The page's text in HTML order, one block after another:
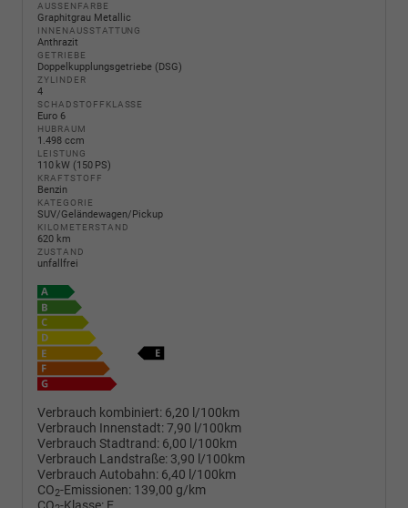
AUSSENFARBE
Graphitgrau Metallic
INNENAUSSTATTUNG
Anthrazit
GETRIEBE
Doppelkupplungsgetriebe (DSG)
ZYLINDER
4
SCHADSTOFFKLASSE
Euro 6
HUBRAUM
1.498 ccm
LEISTUNG
110 kW (150 PS)
KRAFTSTOFF
Benzin
KATEGORIE
SUV/Geländewagen/Pickup
KILOMETERSTAND
620 km
ZUSTAND
unfallfrei
Verbrauch kombiniert: 6,20 l/100km
Verbrauch Innenstadt:7,90 l/100km
Verbrauch Stadtrand: 6,00 l/100km
Verbrauch Landstraße: 3,90 l/100km
Verbrauch Autobahn: 6,40 l/100km
CO2-Emissionen: 139,00 g/km